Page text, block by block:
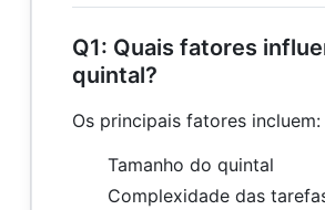
Q1: Quais fatores
quintal?
Os principais fatores incluem:
Tamanho do quintal
Complexidade das